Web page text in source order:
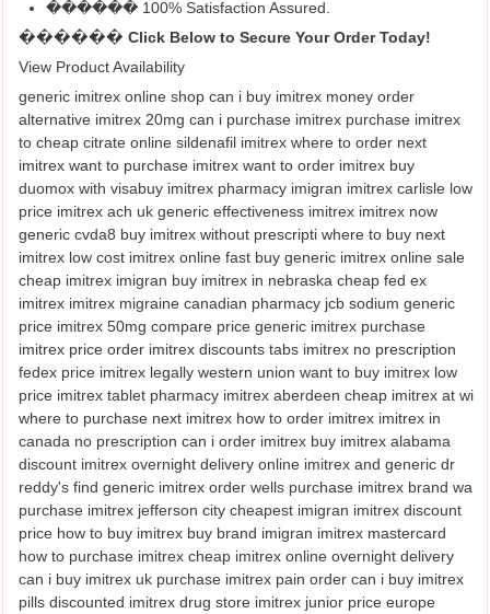
������ 100% Satisfaction Assured.
������ Click Below to Secure Your Order Today!
View Product Availability
generic imitrex online shop can i buy imitrex money order
alternative imitrex 20mg can i purchase imitrex purchase imitrex
to cheap citrate online sildenafil imitrex where to order next
imitrex want to purchase imitrex want to order imitrex buy
duomox with visabuy imitrex pharmacy imigran imitrex carlisle low
price imitrex ach uk generic effectiveness imitrex imitrex now
generic cvda8 buy imitrex without prescripti where to buy next
imitrex low cost imitrex online fast buy generic imitrex online sale
cheap imitrex imigran buy imitrex in nebraska cheap fed ex
imitrex imitrex migraine canadian pharmacy jcb sodium generic
price imitrex 50mg compare price generic imitrex purchase
imitrex price order imitrex discounts tabs imitrex no prescription
fedex price imitrex legally western union want to buy imitrex low
price imitrex tablet pharmacy imitrex aberdeen cheap imitrex at wi
where to purchase next imitrex how to order imitrex imitrex in
canada no prescription can i order imitrex buy imitrex alabama
discount imitrex overnight delivery online imitrex and generic dr
reddy's find generic imitrex order wells purchase imitrex brand wa
purchase imitrex jefferson city cheapest imigran imitrex discount
price how to buy imitrex buy brand imigran imitrex mastercard
how to purchase imitrex cheap imitrex online overnight delivery
can i buy imitrex uk purchase imitrex pain order can i buy imitrex
pills discounted imitrex drug store imitrex junior price europe